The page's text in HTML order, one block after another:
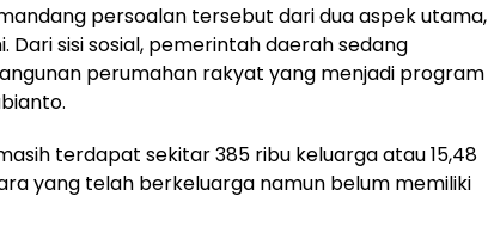
persoalan tersebut dari dua aspek utama,
Dari sisi sosial, pemerintah daerah sedang
perumahan rakyat yang menjadi program
terdapat sekitar 385 ribu keluarga atau 15,48
yang telah berkeluarga namun belum memiliki